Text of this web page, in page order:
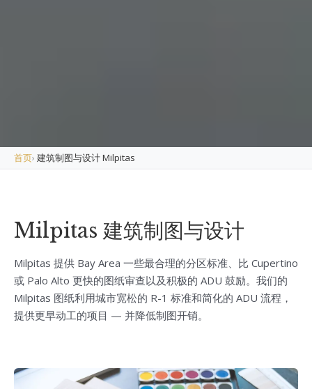
首页› 建筑制图与设计 Milpitas
Milpitas 建筑制图与设计
Milpitas 提供 Bay Area 一些最合理的分区标准、比 Cupertino
或 Palo Alto 更快的图纸审查以及积极的 ADU 鼓励。我们的
Milpitas 图纸利用城市宽松的 R-1 标准和简化的 ADU 流程，
提供更早动工的项目 — 并降低制图开销。